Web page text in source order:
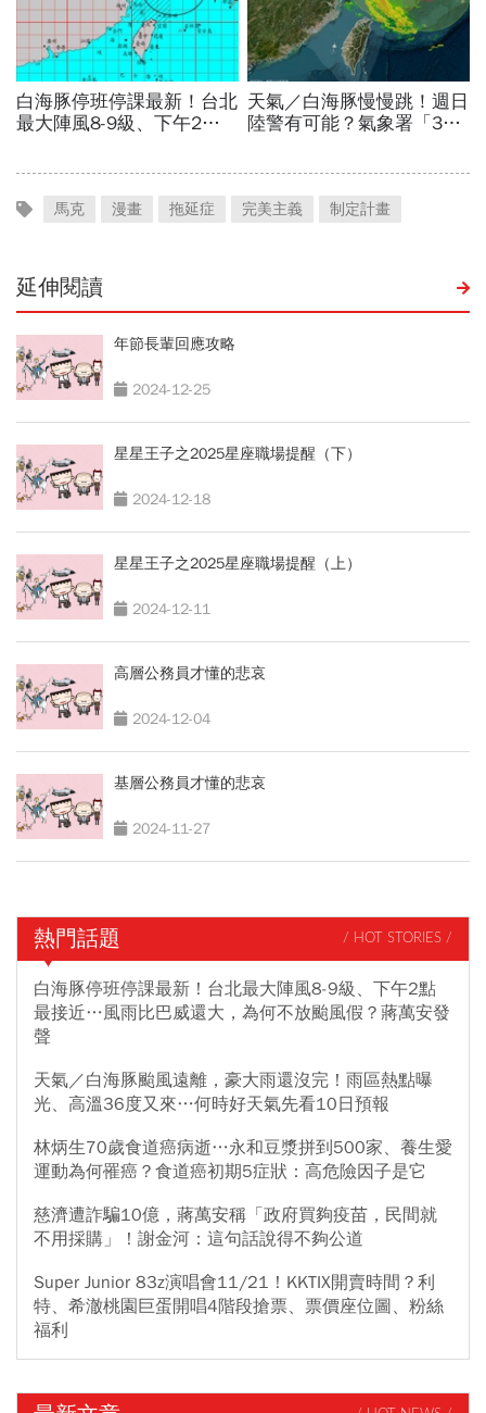
馬克 漫畫 拖延症 完美主義 制定計畫
延伸閱讀
年節長輩回應攻略
2024-12-25
星星王子之2025星座職場提醒（下）
2024-12-18
星星王子之2025星座職場提醒（上）
2024-12-11
高層公務員才懂的悲哀
2024-12-04
基層公務員才懂的悲哀
2024-11-27
熱門話題 / HOT STORIES /
白海豚停班停課最新！台北最大陣風8-9級、下午2點
最接近…風雨比巴威還大，為何不放颱風假？蔣萬安發
聲
天氣／白海豚颱風遠離，豪大雨還沒完！雨區熱點曝
光、高溫36度又來…何時好天氣先看10日預報
林炳生70歲食道癌病逝…永和豆漿拼到500家、養生愛
運動為何罹癌？食道癌初期5症狀：高危險因子是它
慈濟遭詐騙10億，蔣萬安稱「政府買夠疫苗，民間就
不用採購」！謝金河：這句話說得不夠公道
Super Junior 83z演唱會11/21！KKTIX開賣時間？利
特、希澈桃園巨蛋開唱4階段搶票、票價座位圖、粉絲
福利